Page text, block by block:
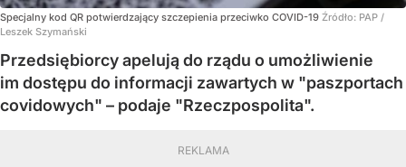
Specjalny kod QR potwierdzający szczepienia przeciwko COVID-19 Źródło: PAP /
Leszek Szymański
Przedsiębiorcy apelują do rządu o umożliwienie
im dostępu do informacji zawartych w "paszportach
covidowych" – podaje "Rzeczpospolita".